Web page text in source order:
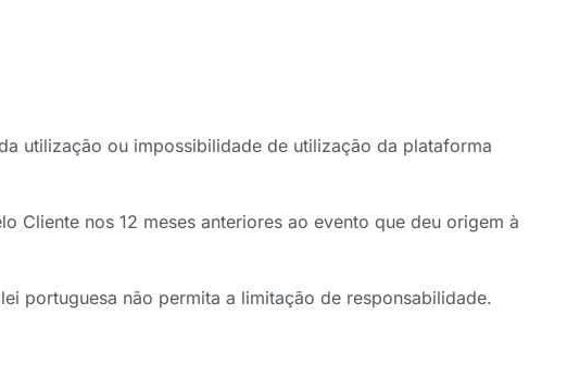
utilização ou impossibilidade de utilização da plataforma
Cliente nos 12 meses anteriores ao evento que deu origem à
portuguesa não permita a limitação de responsabilidade.